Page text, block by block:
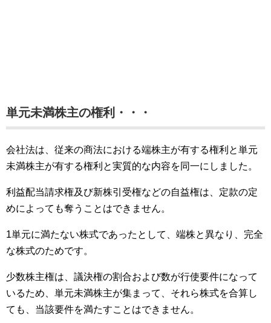
単元未満株主の権利・・・
会社法は、従来の商法における端株主が有する権利と単元
未満株主が有する権利と実質的な内容を同一にしました。
利益配当請求権及び新株引受権などの自益権は、定款の定
めによっても奪うことはできません。
1単元に満たない株式であったとして、端株と異なり、完全
な株式のためです。
少数株主権は、議決権の割合および数が行使要件になって
いるため、単元未満株主が集まって、それら株式を合算し
ても、当該要件を満たすことはできません。